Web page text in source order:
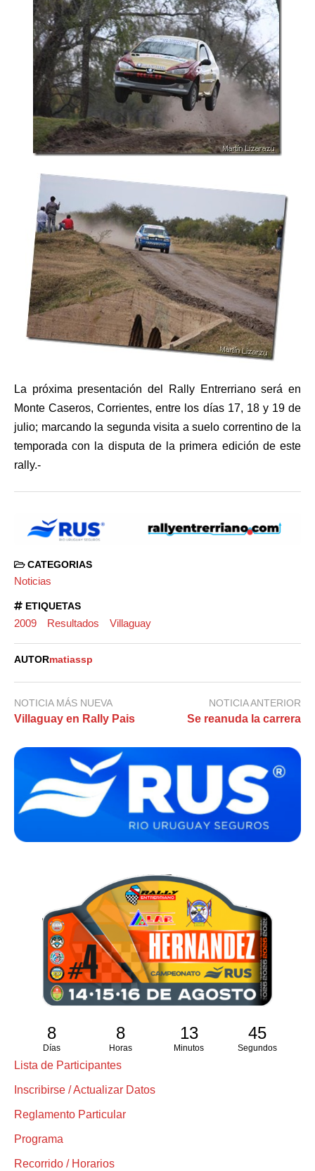
La próxima presentación del Rally Entrerriano será en
Monte Caseros, Corrientes, entre los días 17, 18 y 19 de
julio; marcando la segunda visita a suelo correntino de la
temporada con la disputa de la primera edición de este
rally.-
CATEGORIAS
Noticias
ETIQUETAS
2009 Resultados Villaguay
AUTORmatiassp
NOTICIA MÁS NUEVA
Villaguay en Rally Pais
NOTICIA ANTERIOR
Se reanuda la carrera
8
Días
8
Horas
13
Minutos
44
Segundos
Lista de Participantes
Inscribirse / Actualizar Datos
Reglamento Particular
Programa
Recorrido / Horarios